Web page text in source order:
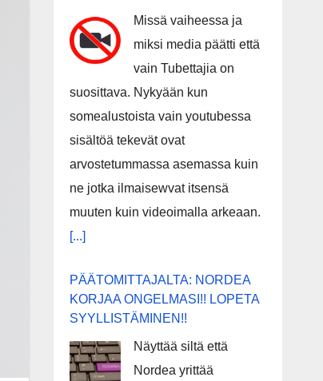
Missä vaiheessa ja
miksi media päätti että
vain Tubettajia on
suosittava. Nykyään kun
somealustoista vain youtubessa
sisältöä tekevät ovat
arvostetummassa asemassa kuin
ne jotka ilmaisewvat itsensä
muuten kuin videoimalla arkeaan.
[...]
PÄÄTOMITTAJALTA: NORDEA
KORJAA ONGELMASI!! LOPETA
SYYLLISTÄMINEN!!
Näyttää siltä että
Nordea yrittää